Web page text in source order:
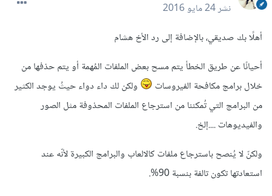
نشر24 مايو 2016
أهلًا بك صديقي، بالإضافة إلى رد الأخ هشام
أحيانًا عن طريق الخطأ يتم مسح بعض الملفات المُهمة أو يتم حذفها من
خلال برامج مكافحة الفيروسات
ولكن لك داء دواء حيثُ يوجد الكثير
من البرامج التي تُمكننا من استرجاع الملفات المحذوفة مثل الصور
والفيديوهات ....إلخ.
ولكنّ لا يُنصح باسترجاع ملفات كالالعاب والبرامج الكبيرة لأنّه عند
استعادتها تكون تالفة بنسبة 90%.